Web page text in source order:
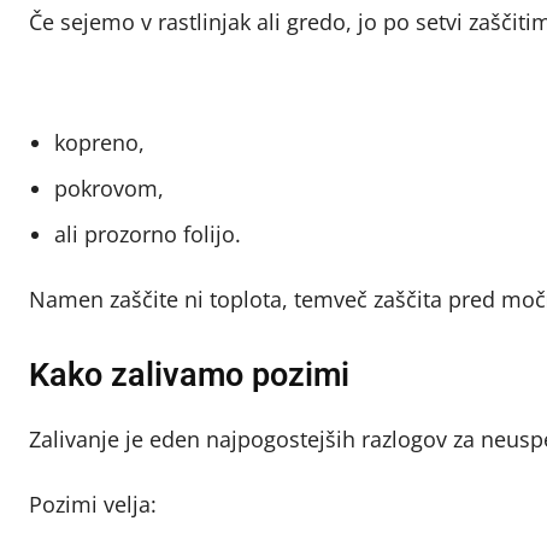
Če sejemo v rastlinjak ali gredo, jo po setvi
kopreno,
pokrovom,
ali prozorno folijo.
Namen zaščite ni toplota, temveč zaščita pred
Kako zalivamo pozimi
Zalivanje je eden najpogostejših razlogov za
Pozimi velja: